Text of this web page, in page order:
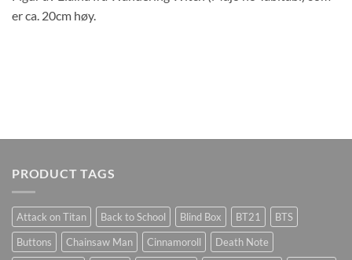
er ca. 20cm høy.
PRODUCT TAGS
Attack on Titan Back to School Blind Box BT21
BTS
Buttons
Chainsaw Man Cinnamoroll
Death Note